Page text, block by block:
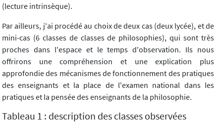
(lecture intrinsèque).
Par ailleurs, j'ai procédé au choix de deux cas (deux lycée), et de
mini-cas (6 classes de classes de philosophies), qui sont très
proches dans l'espace et le temps d'observation. Ils nous
offrirons une compréhension et une explication plus
approfondie des mécanismes de fonctionnement des pratiques
des enseignants et la place de l'examen national dans les
pratiques et la pensée des enseignants de la philosophie.
Tableau 1 : description des classes observées